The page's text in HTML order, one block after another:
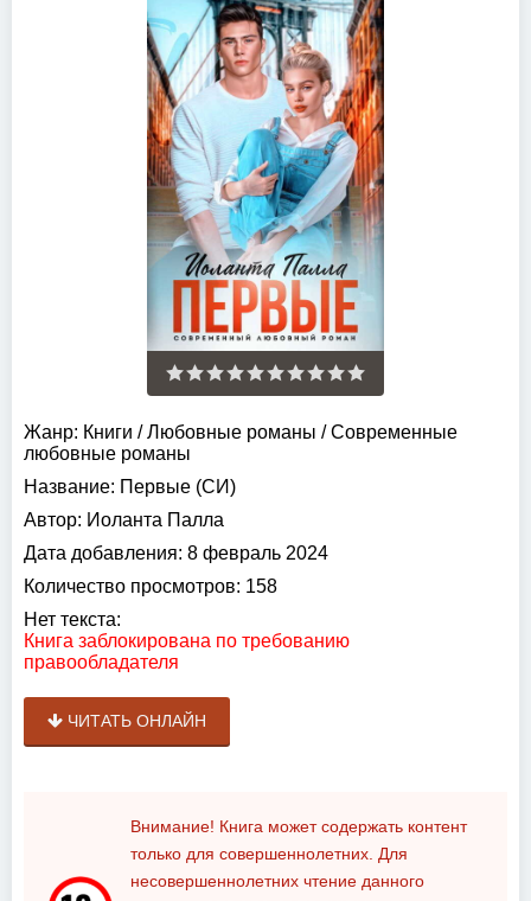
Жанр: Книги /Любовные романы /Современные
любовные романы
Название: Первые (СИ)
Автор: Иоланта Палла
Дата добавления: 8 февраль 2024
Количество просмотров: 158
Нет текста:
Книга заблокирована по требованию
правообладателя
ЧИТАТЬ ОНЛАЙН
Внимание! Книга может содержать контент
только для совершеннолетних. Для
несовершеннолетних чтение данного